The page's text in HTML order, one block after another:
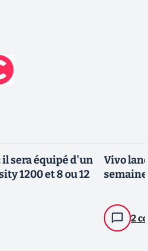
il sera équipé d'un
1200 et 8 ou 12
Vivo
2